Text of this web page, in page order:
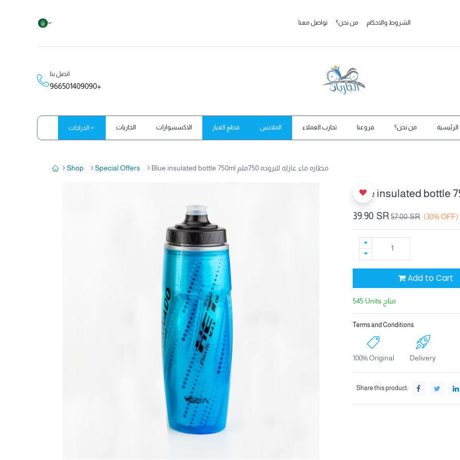
تواصل معنا من نحن؟ الشروط والاحكام
اتصل بنا
966501409090+
الدراجات الجاريات الاكسسوارات قطع الغيار الملابس تجارب العملاء فروعنا من نحن؟
Shop Special Offers Blue insulated bottle 750ml مطاره ماء عازله للبروده 750ملم
39.90 SR 57.00SR (30% OFF)
Add to Cart
545 Units متاح
Terms and Conditions
100% Original Delivery
Share this product: